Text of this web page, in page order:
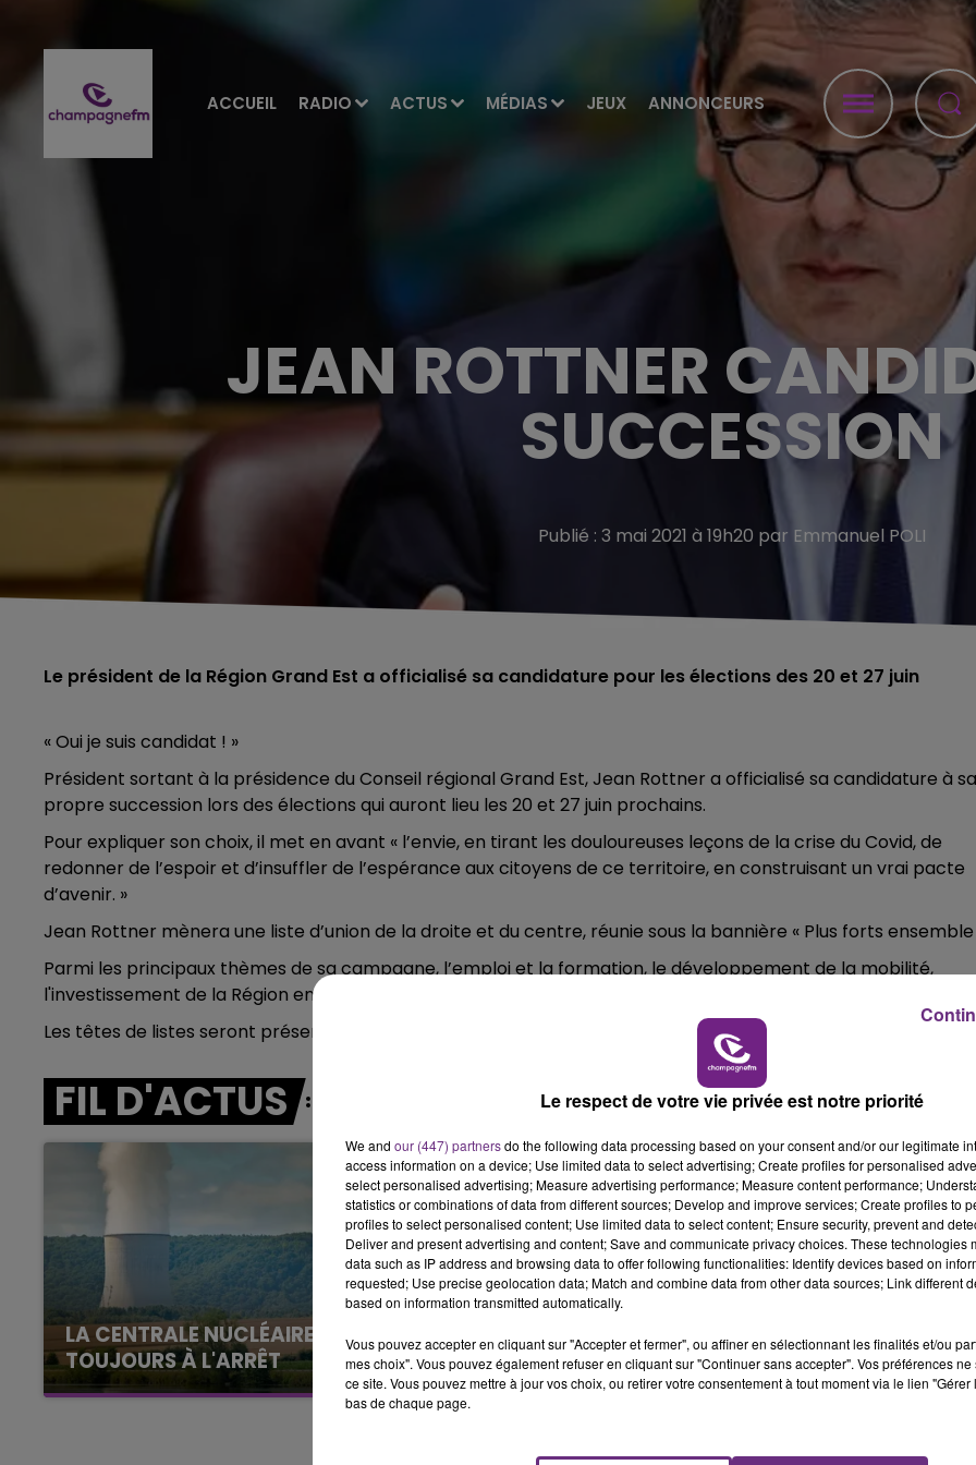
ACCUEIL RADIO ACTUS MÉDIAS JEUX ANNONCEURS
LA POP MACHINE - CHAMPAGNE FM
19h15 - 20h00
LA RADIO POP
JEAN ROTTNER
SUCCESSION
Publié : 3 mai 2021 à 19h20 par Emmanuel POLI
Le président de la Région Grand Est a officialisé sa candidature pour les élections des 20 et 27 juin
« Oui je suis candidat ! »
Président sortant à la présidence du Conseil régional Grand Est, Jean Rottner a officialisé sa candidature à sa
propre succession lors des élections qui auront lieu les 20 et 27 juin prochains.
Pour expliquer son choix, il met en avant « l’envie, en tirant les douloureuses leçons de la crise du Covid, de
redonner de l’espoir et d’insuffler de l’espérance aux citoyens de ce territoire, en construisant un vrai pacte
d’avenir. »
Jean Rottner mènera une liste d’union de la droite et du centre, réunie sous la bannière « Plus forts ensemble
Parmi les principaux thèmes de sa campagne, l’emploi et la formation, le développement de la mobilité,
l'investissement de la Région en matières de sécurité et de santé et le développement durable.
Les têtes de listes seront présentées cette semaine dans chacun des départements.
FIL D'ACTUS
LA CENTRALE NUCLÉAIRE DE CHOOZ
TOUJOURS À L'ARRÊT
Cela fait déjà une semaine que la centrale
nucléaire ardennaise est à l'arrêt. Une situation
LE MAGASIN JOUÉCLUB DE REIMS FERME
SES PORTES
C'était l'une des institutions du centre-ville
Le respect de votre vie privée est notre priorité
We and our (447) partnersdo the following data processing based on your consent and/or our legitimate
access information on a device; Use limited data to select advertising; Create profiles for personalised
select personalised advertising; Measure advertising performance; Measure content performance;
statistics or combinations of data from different sources; Develop and improve services; Create profiles to
profiles to select personalised content; Use limited data to select content; Ensure security, prevent and
Deliver and present advertising and content; Save and communicate privacy choices. These technologies
data such as IP address and browsing data to offer following functionalities: Identify devices based on
requested; Use precise geolocation data; Match and combine data from other data sources; Link different
based on information transmitted automatically.
Vous pouvez accepter en cliquant sur "Accepter et fermer", ou affiner en sélectionnant les finalités et/ou
mes choix". Vous pouvez également refuser en cliquant sur "Continuer sans accepter". Vos préférences
ce site. Vous pouvez mettre à jour vos choix, ou retirer votre consentement à tout moment via le lien
bas de chaque page.